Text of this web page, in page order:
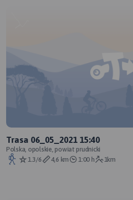
Trasa 06_05_2021 15:40
Polska, opolskie, powiat prudnicki
1.3/6
4,6 km 1:00 h 1km